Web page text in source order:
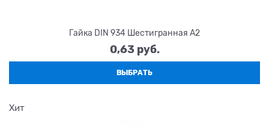
Гайка DIN 934 Шестигранная А2
0,63 руб.
ВЫБРАТЬ
Хит